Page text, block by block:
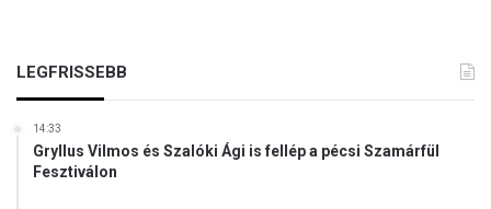
LEGFRISSEBB
14:33
Gryllus Vilmos és Szalóki Ági is fellép a pécsi Szamárfül
Fesztiválon